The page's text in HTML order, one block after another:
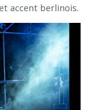
accent berlinois.